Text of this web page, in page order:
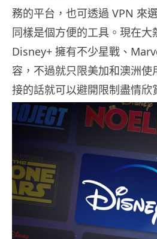
務的平台，也可透過 VPN 來
同樣是個方便的工具。現在大
Disney+ 擁有不少星戰、
容，不過就只限美加和澳洲使
接的話就可以避開限制盡情欣